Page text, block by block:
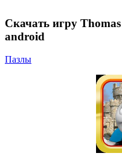
Скачать игру
android
Пазлы